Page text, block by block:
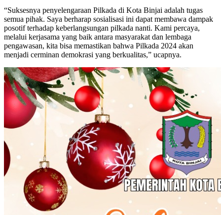
“Suksesnya penyelengaraan Pilkada di Kota Binjai adalah tugas
semua pihak. Saya berharap sosialisasi ini dapat membawa dampak
posotif terhadap keberlangsungan pilkada nanti. Kami percaya,
melalui kerjasama yang baik antara masyarakat dan lembaga
pengawasan, kita bisa memastikan bahwa Pilkada 2024 akan
menjadi cerminan demokrasi yang berkualitas,” ucapnya.